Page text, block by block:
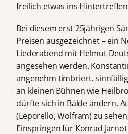
freilich etwas ins
Bei diesem erst 25jährigen
Preisen ausgezeichnet – ein
Liederabend mit Helmut
angesehen werden.
angenehm timbriert,
an kleinen Bühnen wie
dürfte sich in Bälde ändern.
(Leporello, Wolfram) zu
Einspringen für Konrad